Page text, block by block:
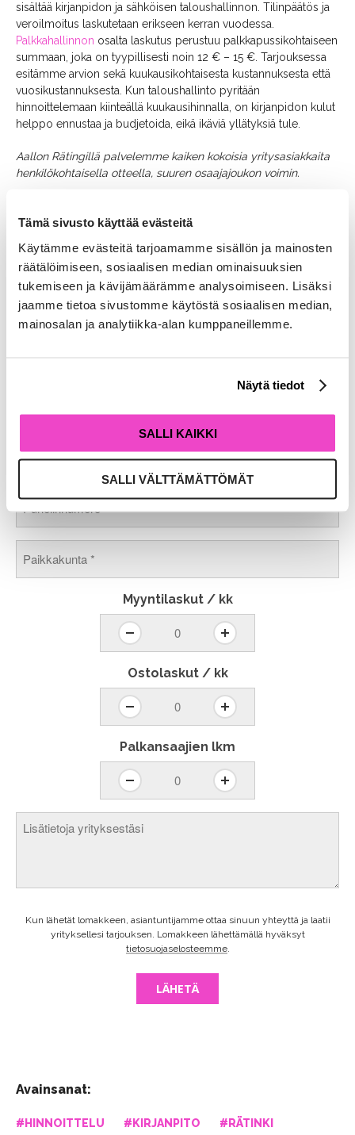
Tämä sivusto käyttää evästeitä
Käytämme evästeitä tarjoamamme sisällön ja mainosten
räätälöimiseen, sosiaalisen median ominaisuuksien
tukemiseen ja kävijämäärämme analysoimiseen. Lisäksi
jaamme tietoa sivustomme käytöstä sosiaalisen median,
mainosalan ja analytiikka-alan kumppaneillemme.
Näytä tiedot
SALLI KAIKKI
SALLI VÄLTTÄMÄTTÖMÄT
sisältää kirjanpidon ja sähköisen taloushallinnon. Tilinpäätös ja
veroilmoitus laskutetaan erikseen kerran vuodessa.
Palkkahallinnon osalta laskutus perustuu palkkapussikohtaiseen
summaan, joka on tyypillisesti noin 12 € – 15 €. Tarjouksessa
esitämme arvion sekä kuukausikohtaisesta kustannuksesta että
vuosikustannuksesta. Kun taloushallinto pyritään
hinnoittelemaan kiinteällä kuukausihinnalla, on kirjanpidon kulut
helppo ennustaa ja budjetoida, eikä ikäviä yllätyksiä tule.
Aallon Rätingillä palvelemme kaiken kokoisia yritysasiakkaita
henkilökohtaisella otteella, suuren osaajajoukon voimin.
juuri teidän tarpeisiinne sopivan tarjouksen taloushallinnon
Tarjouspyyntölomake
"*" näyttää pakolliset kentät
*
*
Puhelinnumero
*
Myyntilaskut / kk
Ostolaskut / kk
Palkansaajien lkm
yrityksestäsi
Kun lähetät lomakkeen, asiantuntijamme ottaa sinuun yhteyttä ja laatii
yrityksellesi tarjouksen. Lomakkeen lähettämällä hyväksyt
tietosuojaselosteemme.
LÄHETÄ
Avainsanat:
#HINNOITTELU #KIRJANPITO #RÄTINKI